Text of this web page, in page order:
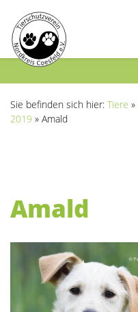
Sie befinden sich hier: Tiere »
2019 » Amald
Amald